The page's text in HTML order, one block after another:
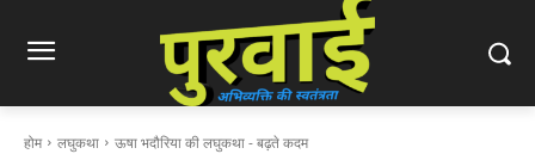
होम लघुकथा ऊषा भदौरिया की लघुकथा - बढ़ते कदम